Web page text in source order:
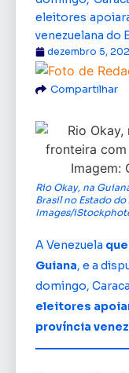
eleitores
venezuelana do
dezembro 5,
Compartilhar
Rio Okay, na
Brasil no Estado
Images/
A Venezuela
Guiana, e a
domingo,
eleitores
província